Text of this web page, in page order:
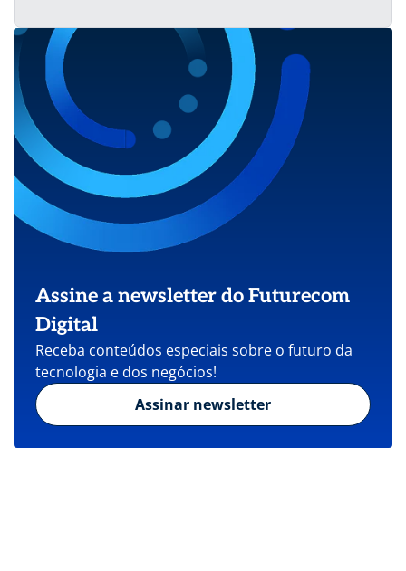
Assine a newsletter do Futurecom
Digital
Receba conteúdos especiais sobre o futuro da
tecnologia e dos negócios!
Assinar newsletter